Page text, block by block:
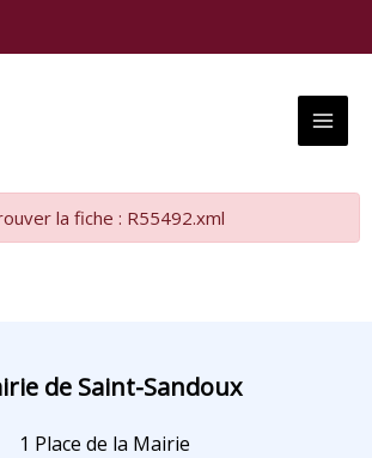
Menu
la fiche : R55492.xml
de Saint-Sandoux
1 Place de la Mairie